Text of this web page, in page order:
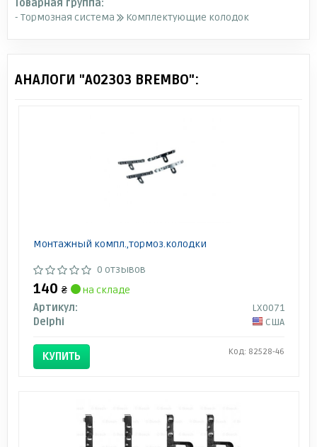
Товарная группа:
- Тормозная система
Комплектующие колодок
АНАЛОГИ "A02303 BREMBO":
Монтажный компл.,тормоз.колодки
0 отзывов
140 ₴
на складе
Артикул:
LX0071
Delphi
США
КУПИТЬ Код: 82528-46